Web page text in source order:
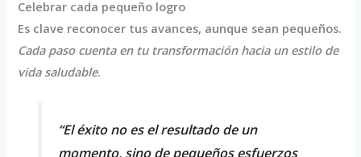
Celebrar cada pequeño logro
Es clave reconocer tus avances, aunque sean pequeños.
Cada paso cuenta en tu transformación hacia un estilo de
vida saludable.
“El éxito no es el resultado de un
momento, sino de pequeños esfuerzos